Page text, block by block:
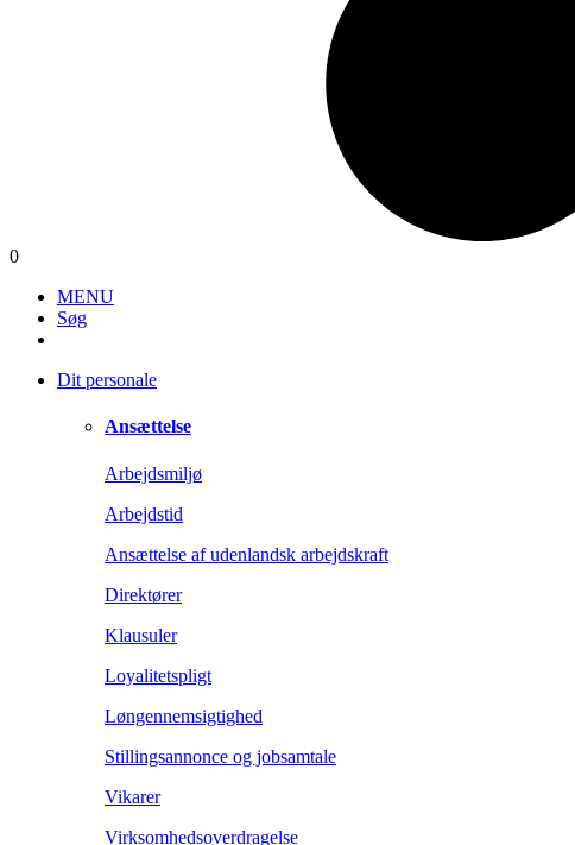
0
MENU
Søg
Dit personale
Ansættelse
Arbejdsmiljø
Arbejdstid
Ansættelse af udenlandsk arbejdskraft
Direktører
Klausuler
Loyalitetspligt
Løngennemsigtighed
Stillingsannonce og jobsamtale
Vikarer
Virksomhedsoverdragelse